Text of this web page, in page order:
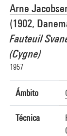
Arne
(1902,
Fauteuil
(Cygne)
1957
Ámbito
Técnica